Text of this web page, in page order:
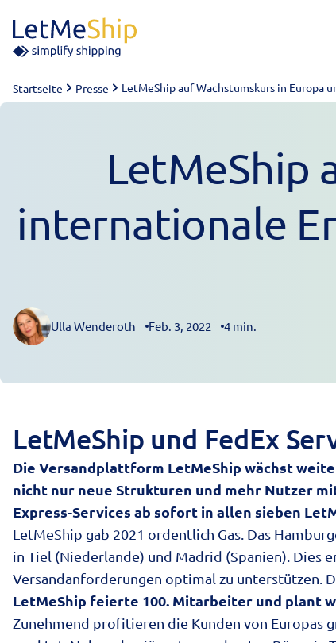
Startseite Presse LetMeShip auf Wachstumskurs in Europa
LetMeShip
internationale
Posted by
Ulla Wenderoth Feb. 3, 2022 4 min.
LetMeShip und FedEx
Die Versandplattform LetMeShip wächst
nicht nur neue Strukturen und mehr Nutzer
Express-Services ab sofort in allen sieben
LetMeShip gab 2021 ordentlich Gas. Das
in Tiel (Niederlande) und Madrid (Spanien). Dies
Versandanforderungen optimal zu unterstützen.
LetMeShip feierte 100. Mitarbeiter und plant
Zunehmend profitieren die Kunden von Europas